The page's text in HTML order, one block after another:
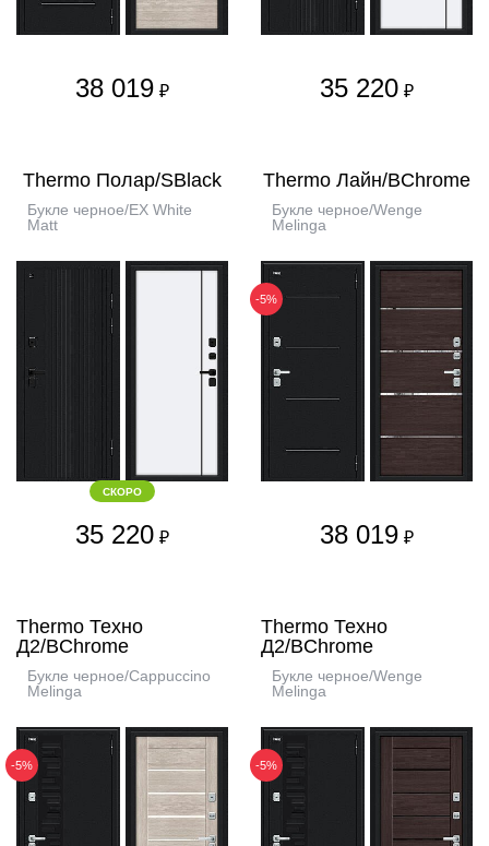
38 019 ₽ 35 220 ₽
Thermo Полар/SBlack
Букле черное/EX White
Matt
СКОРО
35 220 ₽
Thermo Лайн/BChrome
Букле черное/Wenge
Melinga
-5%
38 019 ₽
Thermo Техно
Д2/BChrome
Букле черное/Cappuccino
Melinga
-5%
Thermo Техно
Д2/BChrome
Букле черное/Wenge
Melinga
-5%